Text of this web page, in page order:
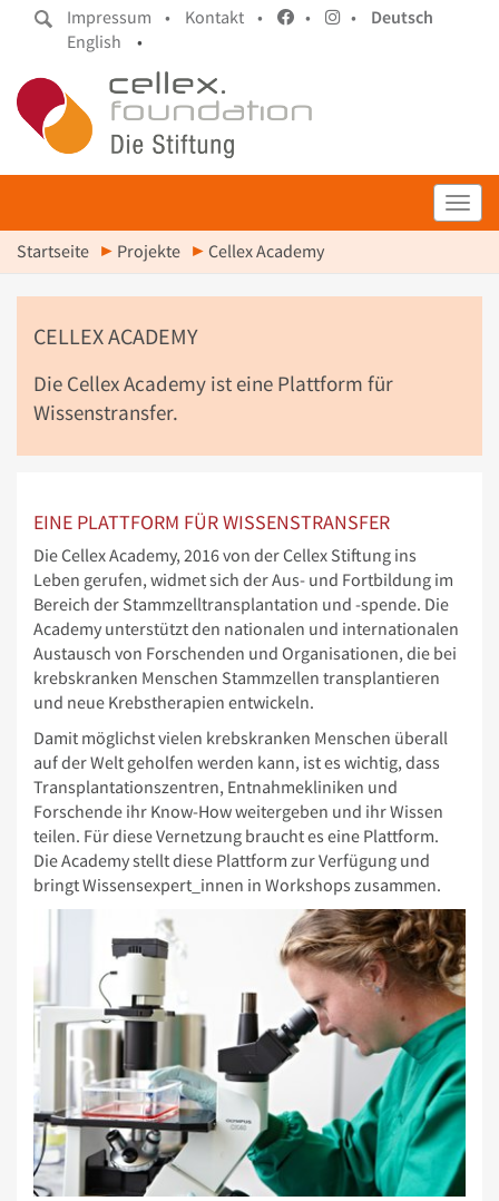
Impressum • Kontakt • • •
Deutsch
English
•
Startseite Projekte Cellex Academy
CELLEX ACADEMY
Die Cellex Academy ist eine Plattform für
Wissenstransfer.
EINE PLATTFORM FÜR WISSENSTRANSFER
Die Cellex Academy, 2016 von der Cellex Stiftung ins
Leben gerufen, widmet sich der Aus- und Fortbildung im
Bereich der Stammzelltransplantation und -spende. Die
Academy unterstützt den nationalen und internationalen
Austausch von Forschenden und Organisationen, die bei
krebskranken Menschen Stammzellen transplantieren
und neue Krebstherapien entwickeln.
Damit möglichst vielen krebskranken Menschen überall
auf der Welt geholfen werden kann, ist es wichtig, dass
Transplantationszentren, Entnahmekliniken und
Forschende ihr Know-How weitergeben und ihr Wissen
teilen. Für diese Vernetzung braucht es eine Plattform.
Die Academy stellt diese Plattform zur Verfügung und
bringt Wissensexpert_innen in Workshops zusammen.